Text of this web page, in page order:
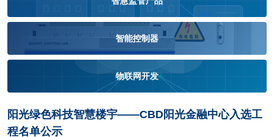
智能控制器
物联网开发
阳光绿色科技智慧楼宇——CBD阳光金融中心入选工
程名单公示